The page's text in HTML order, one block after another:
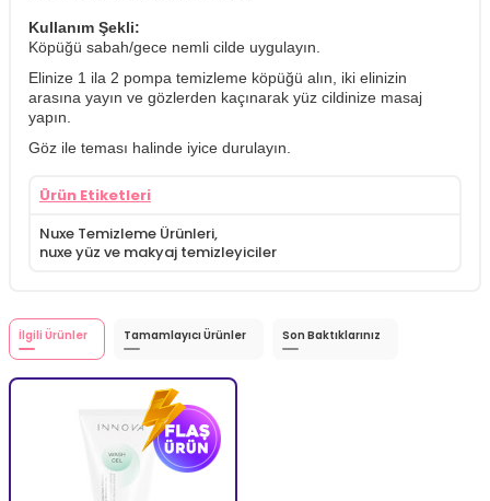
Kullanım Şekli:
Köpüğü sabah/gece nemli cilde uygulayın.
Elinize 1 ila 2 pompa temizleme köpüğü alın, iki elinizin
arasına yayın ve gözlerden kaçınarak yüz cildinize masaj
yapın.
Göz ile teması halinde iyice durulayın.
Ürün Etiketleri
Nuxe Temizleme Ürünleri,
nuxe yüz ve makyaj temizleyiciler
İlgili Ürünler Tamamlayıcı Ürünler Son Baktıklarınız